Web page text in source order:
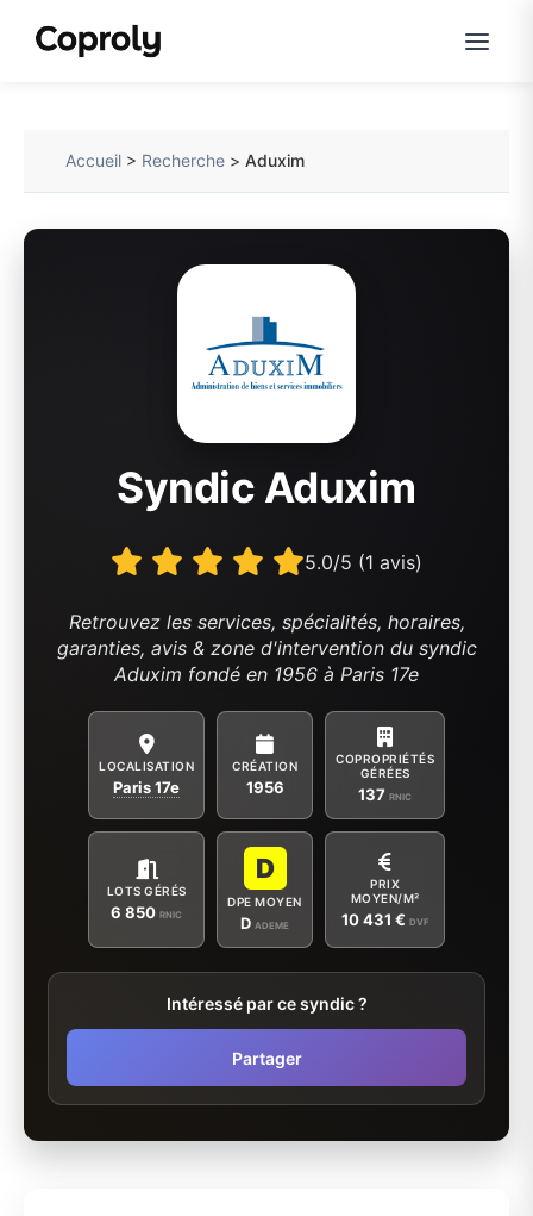
Accueil > Recherche >Aduxim
Syndic Aduxim
5.0/5 (1 avis)
Retrouvez les services, spécialités, horaires,
garanties, avis & zone d'intervention du syndic
Aduxim fondé en 1956 à Paris 17e
LOCALISATION
Paris 17e
CRÉATION
1956
COPROPRIÉTÉS
GÉRÉES
137 RNIC
LOTS GÉRÉS
6 850 RNIC
D
DPE MOYEN
D ADEME
PRIX
MOYEN/M²
10 431 € DVF
Intéressé par ce syndic ?
Partager